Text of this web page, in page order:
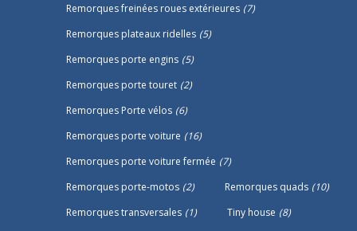
Remorques freinées roues extérieures (7)
Remorques plateaux ridelles (5)
Remorques porte engins (5)
Remorques porte touret (2)
Remorques Porte vélos (6)
Remorques porte voiture (16)
Remorques porte voiture fermée (7)
Remorques porte-motos (2) Remorques quads (10)
Remorques transversales (1) Tiny house (8)